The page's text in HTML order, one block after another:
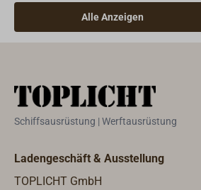
Alle Anzeigen
Schiffsausrüstung | Werftausrüstung
Ladengeschäft & Ausstellung
TOPLICHT GmbH